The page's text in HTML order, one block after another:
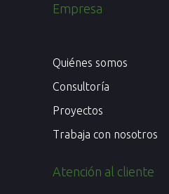
Empresa
Quiénes somos
Consultoría
Proyectos
Trabaja con nosotros
Atención al cliente